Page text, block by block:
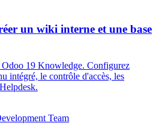
un wiki interne et une base
19 Knowledge. Configurez
intégré, le contrôle d'accès, les
Team